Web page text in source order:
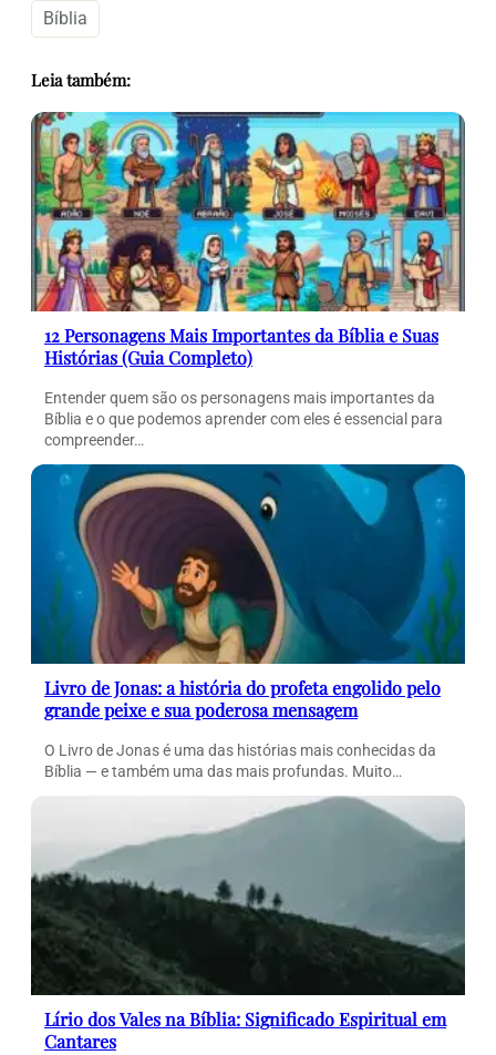
Bíblia
Leia também:
12 Personagens Mais Importantes da Bíblia e Suas
Histórias (Guia Completo)
Entender quem são os personagens mais importantes da
Bíblia e o que podemos aprender com eles é essencial para
compreender…
Livro de Jonas: a história do profeta engolido pelo
grande peixe e sua poderosa mensagem
O Livro de Jonas é uma das histórias mais conhecidas da
Bíblia — e também uma das mais profundas. Muito…
Lírio dos Vales na Bíblia: Significado Espiritual em
Cantares